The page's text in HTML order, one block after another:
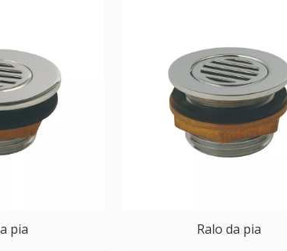
pia Ralo da pia